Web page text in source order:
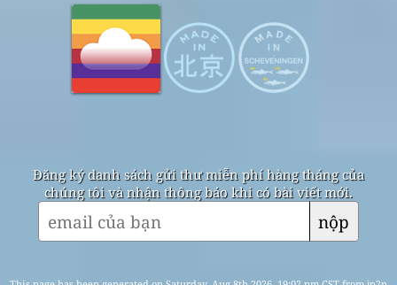
Đăng ký danh sách gửi thư miễn phí hàng tháng của
chúng tôi và nhận thông báo khi có bài viết mới.
nộp